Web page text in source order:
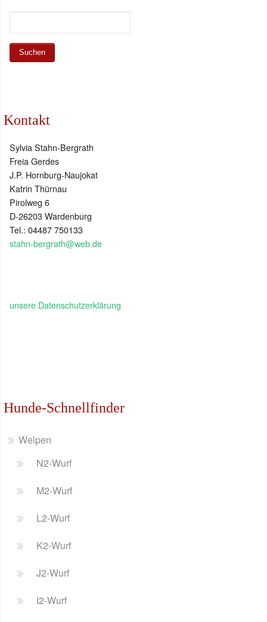
Kontakt
Sylvia Stahn-Bergrath
Freia Gerdes
J.P. Hornburg-Naujokat
Katrin Thürnau
Pirolweg 6
D-26203 Wardenburg
Tel.: 04487 750133
stahn-bergrath@web.de
unsere Datenschutzerklärung
Hunde-Schnellfinder
Welpen
N2-Wurf
M2-Wurf
L2-Wurf
K2-Wurf
J2-Wurf
I2-Wurf